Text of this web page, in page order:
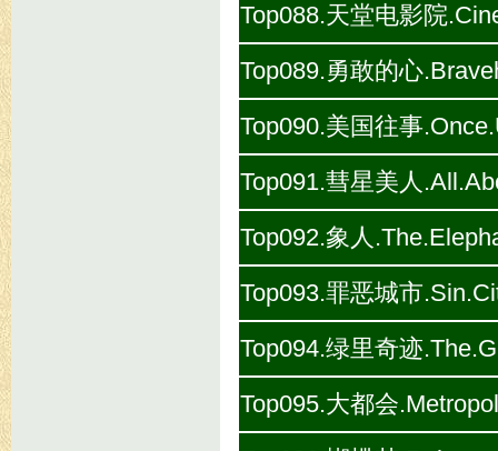
Top088.天堂电影院
Top089.勇敢的心
Top090.美国往事
Top091.彗星美人
Top092.象人
Top093.罪恶城市
Top094.绿里奇迹
Top095.大都会